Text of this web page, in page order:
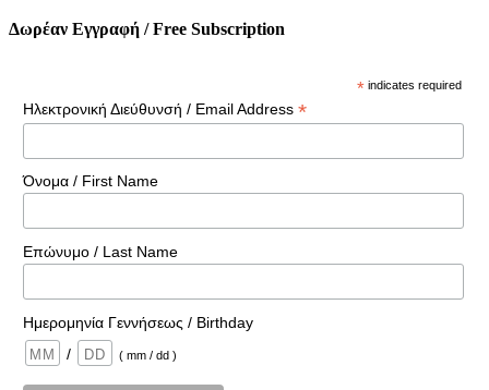
Δωρέαν Εγγραφή / Free Subscription
* indicates required
Ηλεκτρονική Διεύθυνσή / Email Address *
Όνομα / First Name
Επώνυμο / Last Name
Ημερομηνία Γεννήσεως / Birthday
/
( mm / dd )